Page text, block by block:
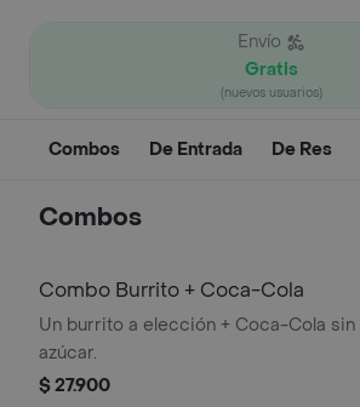
Envío
Gratis
(nuevos usuarios)
Combos De Entrada De Res
Combos
Combo Burrito + Coca-Cola
Un burrito a elección + Coca-Cola sin
azúcar.
$ 27.900